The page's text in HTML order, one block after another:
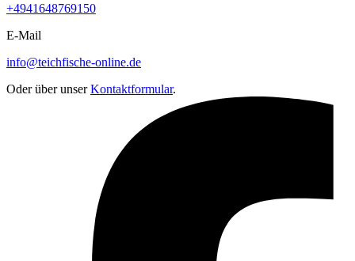
+4941648769150
E-Mail
info@teichfische-online.de
Oder über unserKontaktformular.